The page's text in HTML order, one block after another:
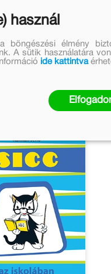
Sicc
használ
böngészési élmény
A sütik használatára
ide kattintva